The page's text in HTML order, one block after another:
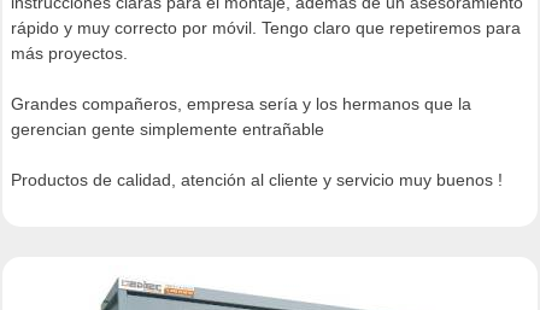
rápido y muy correcto por móvil. Tengo claro que repetiremos para
más proyectos.
Grandes compañeros, empresa sería y los hermanos que la
gerencian gente simplemente entrañable
Productos de calidad, atención al cliente y servicio muy buenos !